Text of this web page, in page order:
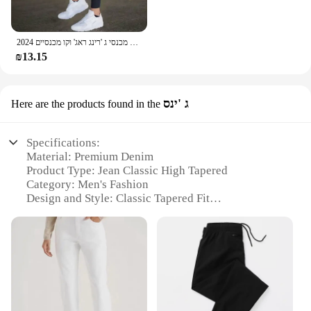
₪13.15
Here are the products found in the ג 'ינס
Specifications:
Material: Premium Denim
Product Type: Jean Classic High Tapered
Category: Men's Fashion
Design and Style: Classic Tapered Fit
Wear
Typical Adaptive Scenario: Ideal for Daily Wear,
Work, and Social Events
Shape or Size or Weight or Quantity: Available in